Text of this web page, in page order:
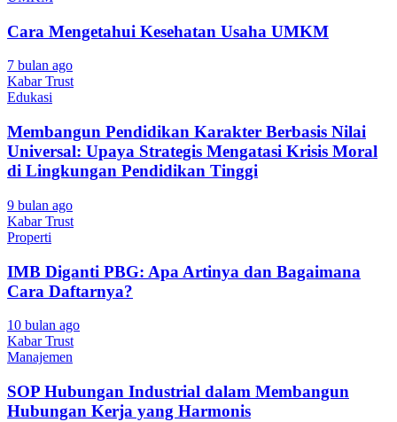
Cara Mengetahui Kesehatan Usaha UMKM
7 bulan ago
Kabar Trust
Edukasi
Membangun Pendidikan Karakter Berbasis Nilai
Universal: Upaya Strategis Mengatasi Krisis Moral
di Lingkungan Pendidikan Tinggi
9 bulan ago
Kabar Trust
Properti
IMB Diganti PBG: Apa Artinya dan Bagaimana
Cara Daftarnya?
10 bulan ago
Kabar Trust
Manajemen
SOP Hubungan Industrial dalam Membangun
Hubungan Kerja yang Harmonis